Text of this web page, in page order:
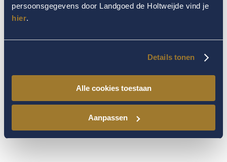
persoonsgegevens door Landgoed de Holtweijde vind je
hier.
Details tonen
Alle cookies toestaan
Aanpassen